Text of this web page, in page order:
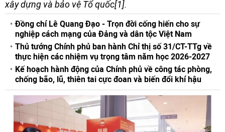
xây dựng và bảo vệ Tổ quốc[1].
Đồng chí Lê Quang Đạo - Trọn đời cống hiến cho sự
nghiệp cách mạng của Đảng và dân tộc Việt Nam
Thủ tướng Chính phủ ban hành Chỉ thị số 31/CT-TTg về
thực hiện các nhiệm vụ trọng tâm năm học 2026-2027
Kế hoạch hành động của Chính phủ về công tác phòng,
chống bão, lũ, thiên tai cực đoan và biến đổi khí hậu